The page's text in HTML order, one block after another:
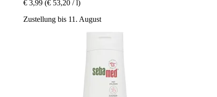
€ 3,99 (€ 53,20 / l)
Zustellung bis 11. August